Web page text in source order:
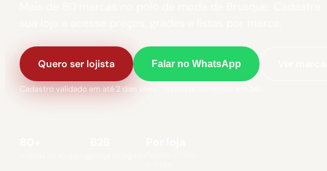
Quero ser lojista Falar no WhatsApp
Cadastro validado em até 2 dias úteis · resposta comercial em 24h